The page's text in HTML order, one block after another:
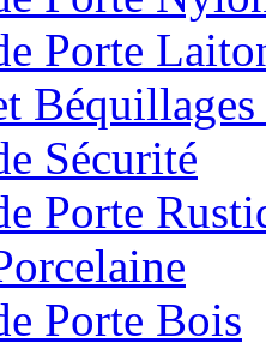
Porte
Sécurité
Porte
Porte Bois